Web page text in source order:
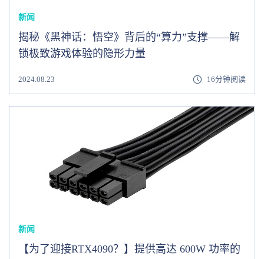
新闻
揭秘《黑神话：悟空》背后的“算力”支撑——解
锁极致游戏体验的隐形力量
2024.08.23 16分钟阅读
新闻
【为了迎接RTX4090？】提供高达 600W 功率的